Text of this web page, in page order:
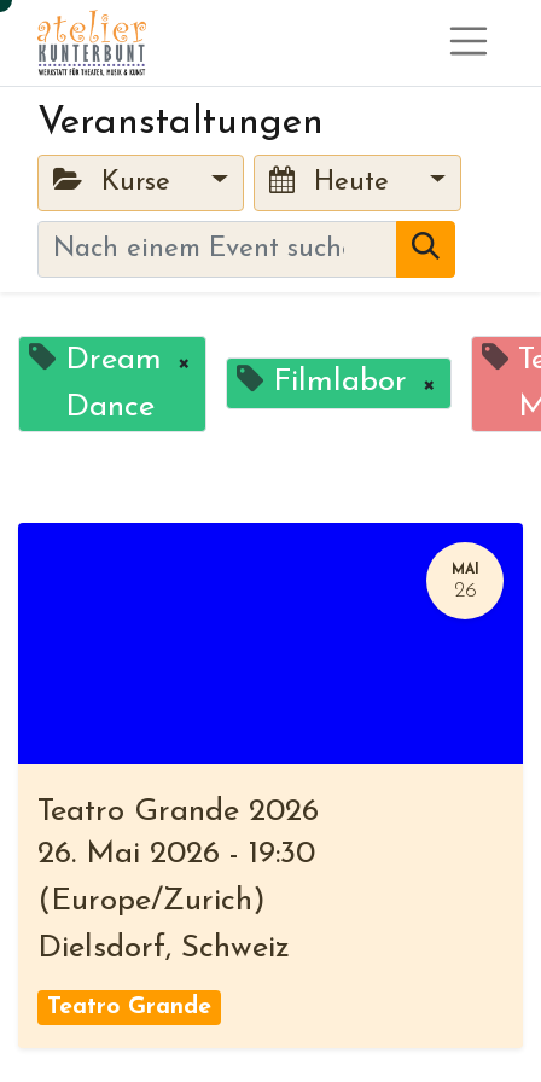
Veranstaltungen
Kurse Heute
Dream
Dance
×
Filmlabor ×
MAI
26
Teatro Grande 2026
26. Mai 2026 - 19:30
( Europe/Zurich )
Dielsdorf, Schweiz
Teatro Grande